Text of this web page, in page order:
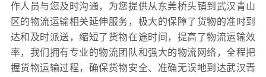
作人员与您及时沟通，为您提供从东莞桥头镇到武汉青山
区的物流运输相关延伸服务，极大的保障了货物的准时到
达和及时派送，缩短了货物在途时间，提高了物流运输效
率，我们拥有专业的物流团队和强大的物流网络，全程把
握货物运输过程，确保货物安全、准确无误地到达武汉青